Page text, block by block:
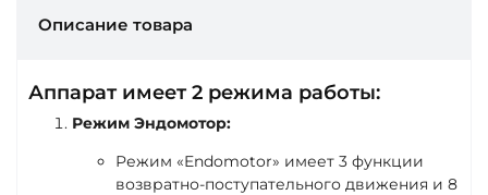
Описание товара
Аппарат имеет 2 режима работы:
Режим Эндомотор:
Режим «Endomotor» имеет 3 функции
возвратно-поступательного движения и 8